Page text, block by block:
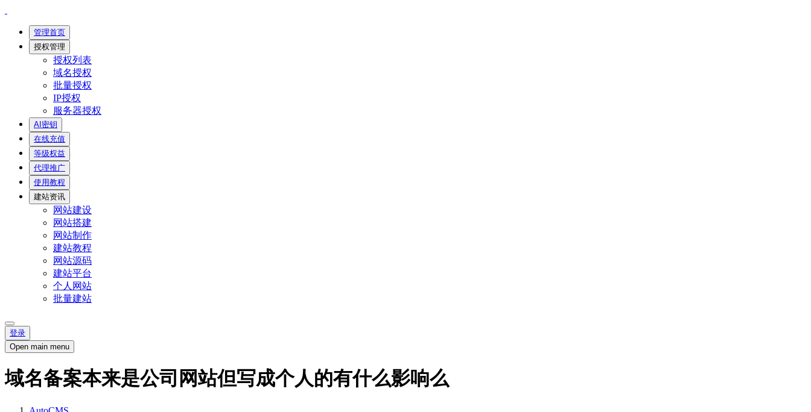
管理首页
授权管理
授权列表
域名授权
批量授权
IP授权
服务器授权
AI密钥
在线充值
等级权益
代理推广
使用教程
建站资讯
网站建设
网站搭建
网站制作
建站教程
网站源码
建站平台
个人网站
批量建站
登录
Open main menu
域名备案本来是公司网站但写成个人的有什么影响么